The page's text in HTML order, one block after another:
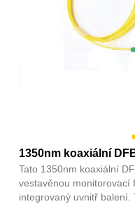
1350nm koaxiální
Tato 1350nm koaxiální
vestavěnou monitorovací
integrovaný uvnitř balení.